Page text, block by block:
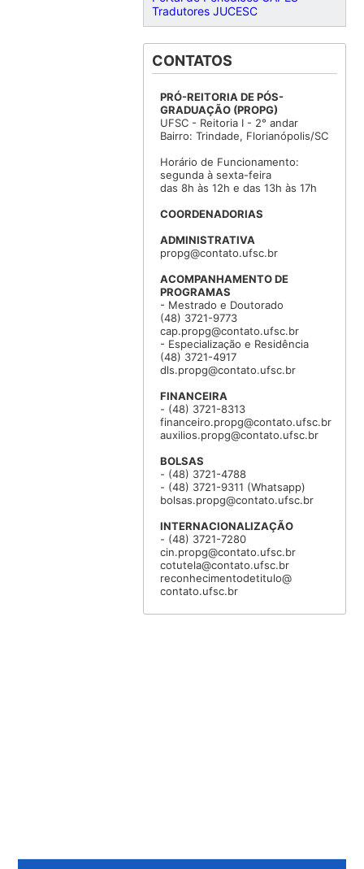
Tradutores JUCESC
CONTATOS
PRÓ-REITORIA DE PÓS-
GRADUAÇÃO (PROPG)
UFSC - Reitoria I - 2° andar
Bairro: Trindade, Florianópolis/SC
Horário de Funcionamento:
segunda à sexta-feira
das 8h às 12h e das 13h às 17h
COORDENADORIAS
ADMINISTRATIVA
propg@contato.ufsc.br
ACOMPANHAMENTO DE
PROGRAMAS
- Mestrado e Doutorado
(48) 3721-9773
cap.propg@contato.ufsc.br
- Especialização e Residência
(48) 3721-4917
dls.propg@contato.ufsc.br
FINANCEIRA
- (48) 3721-8313
financeiro.propg@contato.ufsc.br
auxilios.propg@contato.ufsc.br
BOLSAS
- (48) 3721-4788
- (48) 3721-9311 (Whatsapp)
bolsas.propg@contato.ufsc.br
INTERNACIONALIZAÇÃO
- (48) 3721-7280
cin.propg@contato.ufsc.br
cotutela@contato.ufsc.br
reconhecimentodetitulo@
contato.ufsc.br